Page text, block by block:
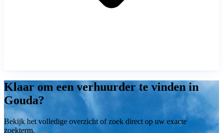
Klaar om een verhuurder te vinden in
Gouda?
Bekijk het volledige overzicht of zoek direct op uw exacte
zoekterm.